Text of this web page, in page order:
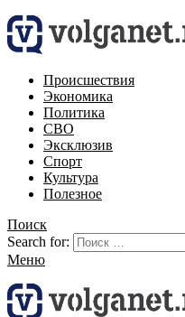
Происшествия
Экономика
Политика
СВО
Эксклюзив
Спорт
Культура
Полезное
Поиск
Search for:
Меню